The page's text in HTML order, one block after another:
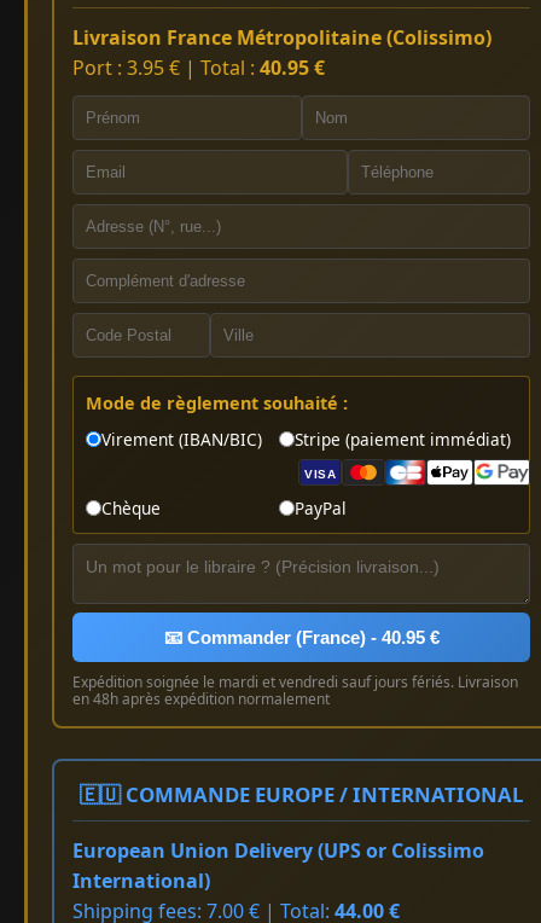
Livraison France Métropolitaine (Colissimo)
Port : 3.95 € | Total : 40.95 €
Mode de règlement souhaité :
Virement (IBAN/BIC)
Stripe (paiement immédiat)
VISA
Chèque PayPal
📧 Commander (France) - 40.95 €
Expédition soignée le mardi et vendredi sauf jours fériés. Livraison
en 48h après expédition normalement
🇪🇺 COMMANDE EUROPE / INTERNATIONAL
European Union Delivery (UPS or Colissimo
International)
Shipping fees: 7.00 € | Total: 44.00 €